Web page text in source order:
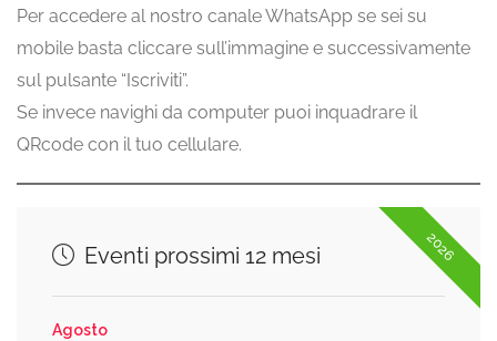
Per accedere al nostro canale WhatsApp se sei su
mobile basta cliccare sull’immagine e successivamente
sul pulsante “Iscriviti”.
Se invece navighi da computer puoi inquadrare il
QRcode con il tuo cellulare.
2026
Eventi prossimi 12 mesi
Agosto